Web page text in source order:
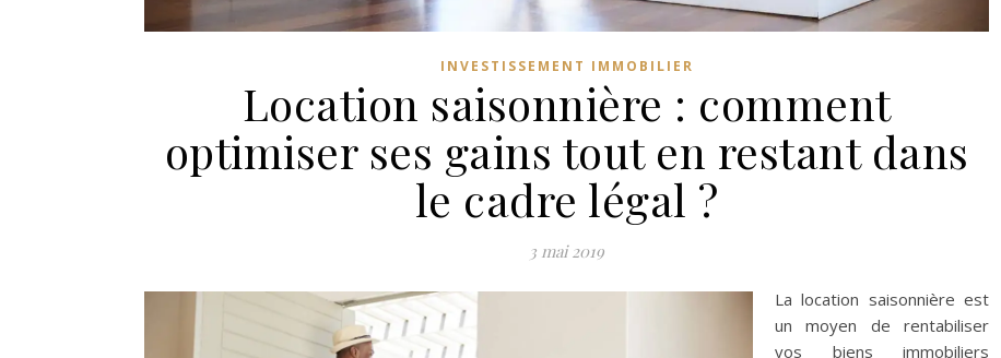
INVESTISSEMENT IMMOBILIER
Location saisonnière : comment
optimiser ses gains tout en restant dans
le cadre légal ?
3 mai 2019
La location saisonnière est
un moyen de rentabiliser
vos biens immobiliers